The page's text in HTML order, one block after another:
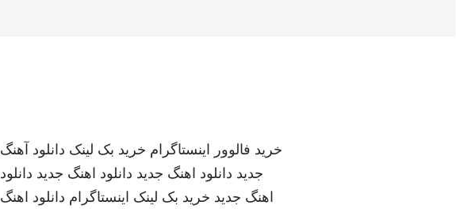
خرید فالوور اینستاگرام خرید بک لینک دانلود آهنگ
جدید دانلود اهنگ جدید دانلود اهنگ جدید دانلود
اهنگ جدید خرید بک لینک اینستاگرام دانلود اهنگ